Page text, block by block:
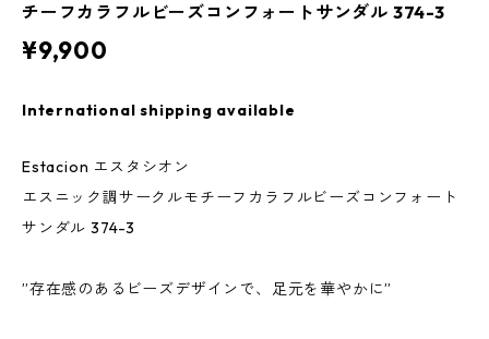
チーフカラフルビーズコンフォートサンダル 374-3
¥9,900
International shipping available
Estacion エスタシオン
エスニック調サークルモチーフカラフルビーズコンフォート
サンダル 374-3
”存在感のあるビーズデザインで、足元を華やかに”